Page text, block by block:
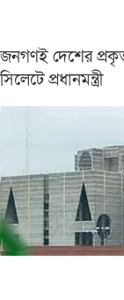
জনগণই দেশের
সিলেটে প্রধানমন্ত্রী